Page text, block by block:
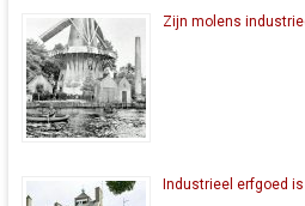
Zijn molens
Industrieel erfgoed